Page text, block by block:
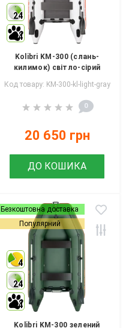
24
4
Kolibri KM-300 (слань-
килимок) світло-сірий
Код товару: KM-300-kl-light-gray
0
20 650 грн
ДО КОШИКА
Безкоштовна доставка
Популярний
4
24
4
Kolibri KM-300 зелений